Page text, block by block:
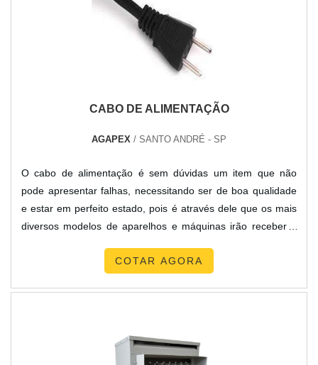
CABO DE ALIMENTAÇÃO
AGAPEX / SANTO ANDRÉ - SP
O cabo de alimentação é sem dúvidas um item que não
pode apresentar falhas, necessitando ser de boa qualidade
e estar em perfeito estado, pois é através dele que os mais
diversos modelos de aparelhos e máquinas irão receber a
pode ser utilizado Setor comercial; Setor industrial;
COTAR AGORA